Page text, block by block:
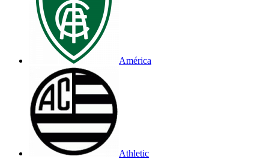
América
Athletic